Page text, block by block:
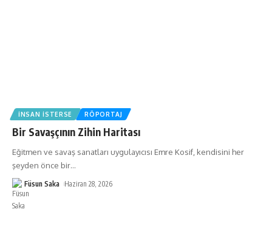
İNSAN İSTERSE RÖPORTAJ
Bir Savaşçının Zihin Haritası
Eğitmen ve savaş sanatları uygulayıcısı Emre Kosif, kendisini her
şeyden önce bir…
Füsun Saka Haziran 28, 2026